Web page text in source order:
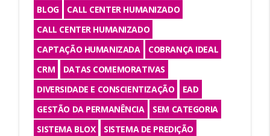
BLOG
CALL CENTER HUMANIZADO
CALL CENTER HUMANIZADO
CAPTAÇÃO HUMANIZADA
COBRANÇA IDEAL
CRM
DATAS COMEMORATIVAS
DIVERSIDADE E CONSCIENTIZAÇÃO
EAD
GESTÃO DA PERMANÊNCIA
SEM CATEGORIA
SISTEMA BLOX
SISTEMA DE PREDIÇÃO